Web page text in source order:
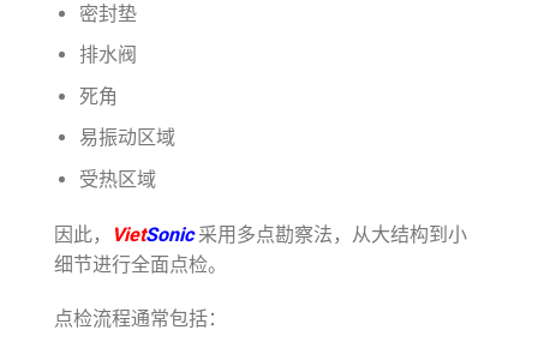
密封垫
排水阀
死角
易振动区域
受热区域
因此， VietSonic采用多点勘察法，从大结构到小
细节进行全面点检。
点检流程通常包括：